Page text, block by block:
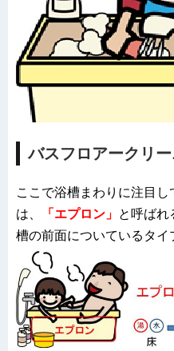
バスフロアークリ
ここで浴槽まわりに注目
は、
「エプロン」 と呼ばれ
槽の前面についているタイ